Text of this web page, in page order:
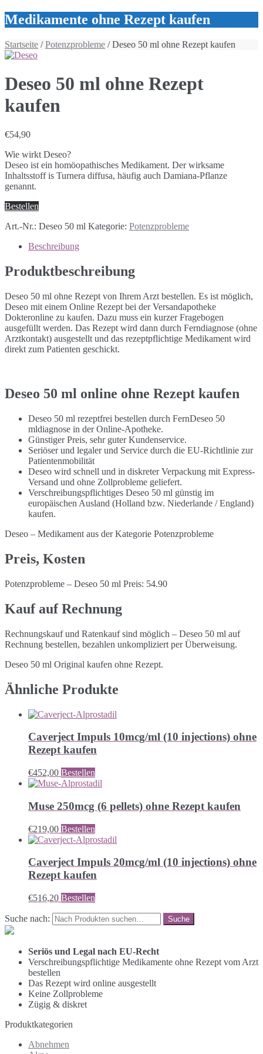
Medikamente ohne Rezept kaufen
Startseite /Potenzprobleme / Deseo 50 ml ohne Rezept kaufen
Deseo 50 ml ohne Rezept
kaufen
€54,90
Wie wirkt Deseo?
Deseo ist ein homöopathisches Medikament. Der wirksame
Inhaltsstoff is Turnera diffusa, häufig auch Damiana-Pflanze
genannt.
Bestellen
Art.-Nr.: Deseo 50 ml Kategorie: Potenzprobleme
Beschreibung
Produktbeschreibung
Deseo 50 ml ohne Rezept von Ihrem Arzt bestellen. Es ist möglich,
Deseo mit einem Online Rezept bei der Versandapotheke
Dokteronline zu kaufen. Dazu muss ein kurzer Fragebogen
ausgefüllt werden. Das Rezept wird dann durch Ferndiagnose (ohne
Arztkontakt) ausgestellt und das rezeptpflichtige Medikament wird
direkt zum Patienten geschickt.
Deseo 50 ml online ohne Rezept kaufen
Deseo 50 ml rezeptfrei bestellen durch FernDeseo 50
mldiagnose in der Online-Apotheke.
Günstiger Preis, sehr guter Kundenservice.
Seriöser und legaler und Service durch die EU-Richtlinie zur
Patientenmobilität
Deseo wird schnell und in diskreter Verpackung mit Express-
Versand und ohne Zollprobleme geliefert.
Verschreibungspflichtiges Deseo 50 ml günstig im
europäischen Ausland (Holland bzw. Niederlande / England)
kaufen.
Deseo – Medikament aus der Kategorie Potenzprobleme
Preis, Kosten
Potenzprobleme – Deseo 50 ml Preis: 54.90
Kauf auf Rechnung
Rechnungskauf und Ratenkauf sind möglich – Deseo 50 ml auf
Rechnung bestellen, bezahlen unkompliziert per Überweisung.
Deseo 50 ml Original kaufen ohne Rezept.
Ähnliche Produkte
Caverject Impuls 10mcg/ml (10 injections) ohne
Rezept kaufen
€452,00 Bestellen
Muse 250mcg (6 pellets) ohne Rezept kaufen
€219,00 Bestellen
Caverject Impuls 20mcg/ml (10 injections) ohne
Rezept kaufen
€516,20 Bestellen
Suche nach:
Seriös und Legal nach EU-Recht
Verschreibungspflichtige Medikamente ohne Rezept vom Arzt
bestellen
Das Rezept wird online ausgestellt
Keine Zollprobleme
Zügig & diskret
Produktkategorien
Abnehmen